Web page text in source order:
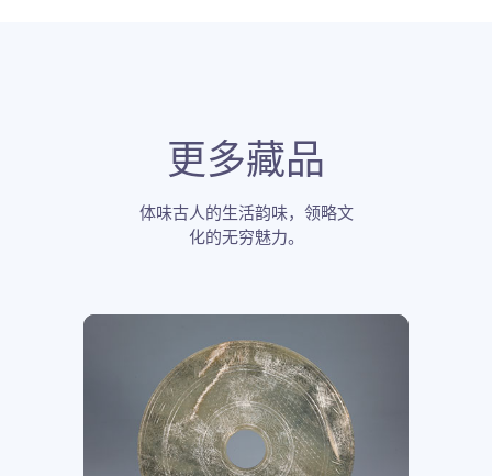
更多藏品
体味古人的生活韵味，领略文
化的无穷魅力。